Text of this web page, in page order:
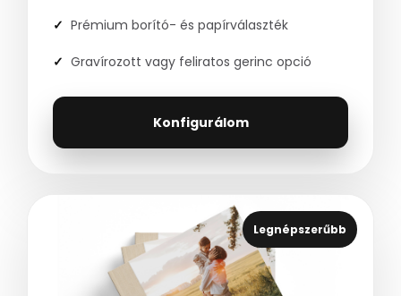
Prémium borító- és papírválaszték
Gravírozott vagy feliratos gerinc opció
Konfigurálom
Legnépszerűbb